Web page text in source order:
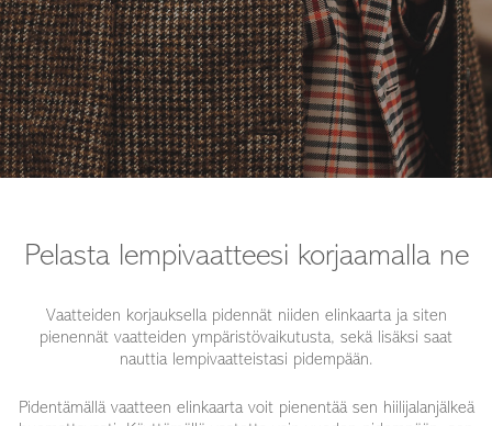
Pelasta lempivaatteesi korjaamalla ne
Vaatteiden korjauksella pidennät niiden elinkaarta ja siten
pienennät vaatteiden ympäristövaikutusta, sekä lisäksi saat
nauttia lempivaatteistasi pidempään.
Pidentämällä vaatteen elinkaarta voit pienentää sen hiilijalanjälkeä